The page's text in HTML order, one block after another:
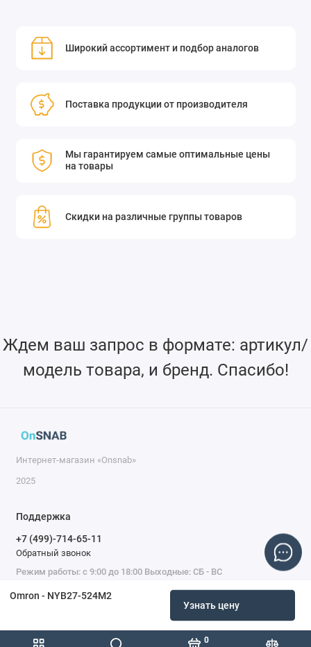
0
Omron - NYB27-524M2
Узнать цену
Широкий ассортимент и подбор аналогов
Поставка продукции от производителя
Мы гарантируем самые оптимальные цены
на товары
Скидки на различные группы товаров
Ждем ваш запрос в формате: артикул/
модель товара, и бренд. Спасибо!
Интернет-магазин «Onsnab»
2025
Поддержка
+7 (499)-714-65-11
Обратный звонок
Режим работы: с 9:00 до 18:00 Выходные: СБ - ВС